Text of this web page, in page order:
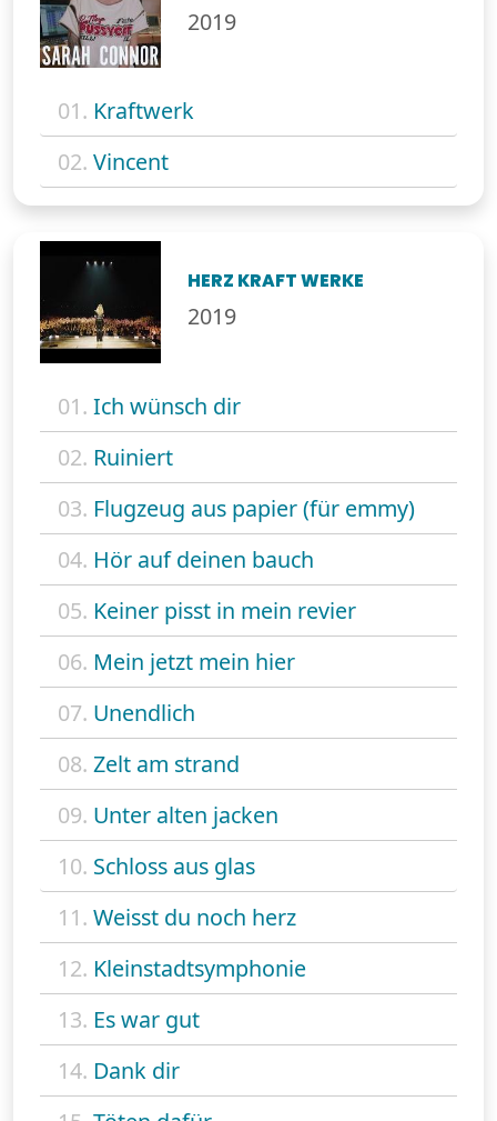
2019
01. Kraftwerk
02. Vincent
HERZ KRAFT WERKE
2019
01. Ich wünsch dir
02. Ruiniert
03. Flugzeug aus papier (für emmy)
04. Hör auf deinen bauch
05. Keiner pisst in mein revier
06. Mein jetzt mein hier
07. Unendlich
08. Zelt am strand
09. Unter alten jacken
10. Schloss aus glas
11. Weisst du noch herz
12. Kleinstadtsymphonie
13. Es war gut
14. Dank dir